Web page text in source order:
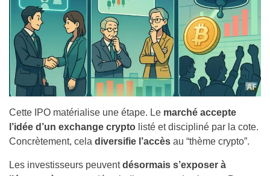
Cette IPO matérialise une étape. Le marché accepte
l’idée d’un exchange crypto listé et discipliné par la cote.
Concrètement, cela diversifie l’accès au “thème crypto”.
Les investisseurs peuventdésormais s’exposer à